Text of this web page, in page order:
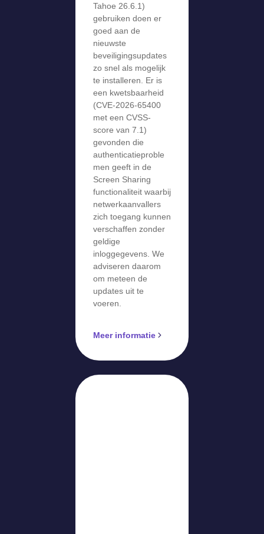
Tahoe 26.6.1)
gebruiken doen er
goed aan de
nieuwste
beveiligingsupdates
zo snel als mogelijk
te installeren. Er is
een kwetsbaarheid
(CVE-2026-65400
met een CVSS-
score van 7.1)
gevonden die
authenticatieproble
men geeft in de
Screen Sharing
functionaliteit waarbij
netwerkaanvallers
zich toegang kunnen
verschaffen zonder
geldige
inloggegevens. We
adviseren daarom
om meteen de
updates uit te
voeren.
Meer informatie